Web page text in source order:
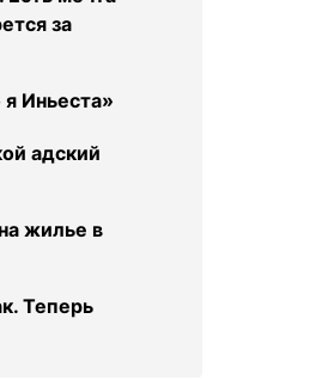
за
Иньеста»
адский
жилье в
Теперь